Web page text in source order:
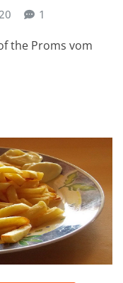
1
the Proms vom